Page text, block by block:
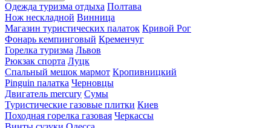
Одежда туризма отдыха Полтава
Нож нескладной Винница
Магазин туристических палаток Кривой Рог
Фонарь кемпинговый Кременчуг
Горелка туризма Львов
Рюкзак спорта Луцк
Спальный мешок мармот Кропивницкий
Pinguin палатка Черновцы
Двигатель mercury Сумы
Туристические газовые плитки Киев
Походная горелка газовая Черкассы